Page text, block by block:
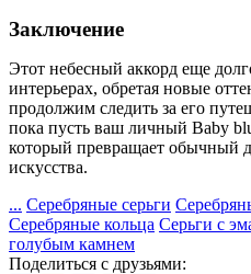
Заключение
Этот небесный аккорд еще
интерьерах, обретая новые
продолжим следить за его
пока пусть ваш личный Baby
который превращает обычный
искусства.
... Серебряные серьги
Серебряные кольца Серьги с
голубым камнем
Поделиться с друзьями: